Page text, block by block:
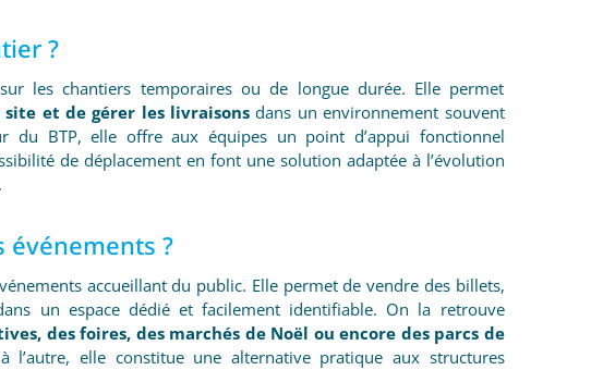
?
les chantiers temporaires ou de longue durée. Elle permet
et de gérer les livraisons dans un environnement souvent
du BTP, elle offre aux équipes un point d’appui fonctionnel
de déplacement en font une solution adaptée à l’évolution
?
accueillant du public. Elle permet de vendre des billets,
un espace dédié et facilement identifiable. On la retrouve
des foires, des marchés de Noël ou encore des parcs de
elle constitue une alternative pratique aux structures